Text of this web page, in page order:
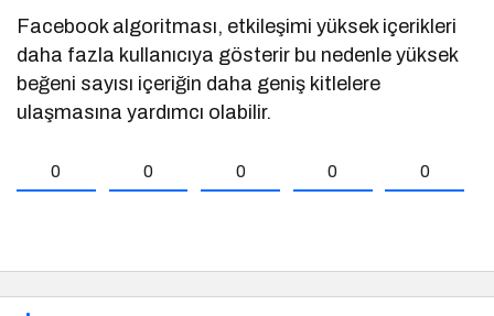
Facebook algoritması, etkileşimi yüksek içerikleri
daha fazla kullanıcıya gösterir bu nedenle yüksek
beğeni sayısı içeriğin daha geniş kitlelere
ulaşmasına yardımcı olabilir.
0 0 0 0 0